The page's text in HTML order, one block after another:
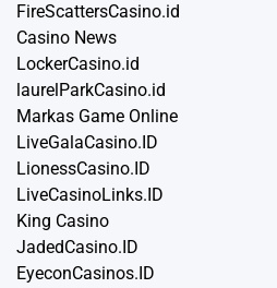
FireScattersCasino.id
Casino News
LockerCasino.id
laurelParkCasino.id
Markas Game Online
LiveGalaCasino.ID
LionessCasino.ID
LiveCasinoLinks.ID
King Casino
JadedCasino.ID
EyeconCasinos.ID